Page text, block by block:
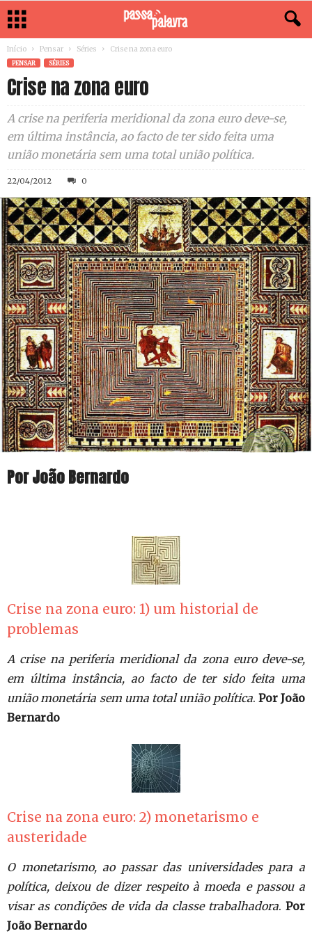
Início Pensar Séries Crise na zona euro
PENSAR SÉRIES
Crise na zona euro
A crise na periferia meridional da zona euro deve-se,
em última instância, ao facto de ter sido feita uma
união monetária sem uma total união política.
22/04/2012 0
Por João Bernardo
Crise na zona euro: 1) um historial de
problemas
A crise na periferia meridional da zona euro deve-se,
em última instância, ao facto de ter sido feita uma
união monetária sem uma total união política. Por João
Bernardo
Crise na zona euro: 2) monetarismo e
austeridade
O monetarismo, ao passar das universidades para a
política, deixou de dizer respeito à moeda e passou a
visar as condições de vida da classe trabalhadora. Por
João Bernardo